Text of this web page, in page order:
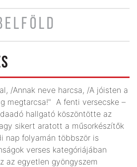
/Annak neve harcsa, /A jóisten a
megtarcsa!" A fenti versecske –
hallgató köszöntötte az
sikert aratott a műsorkészítők
nap folyamán többször is
verses kategóriájában
az egyetlen gyöngyszem